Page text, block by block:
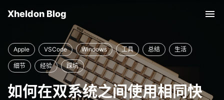
Xheldon Blog
Apple VSCode Windows 工具 总结 生活
细节 经验 踩坑
如何在双系统之间使用相同快